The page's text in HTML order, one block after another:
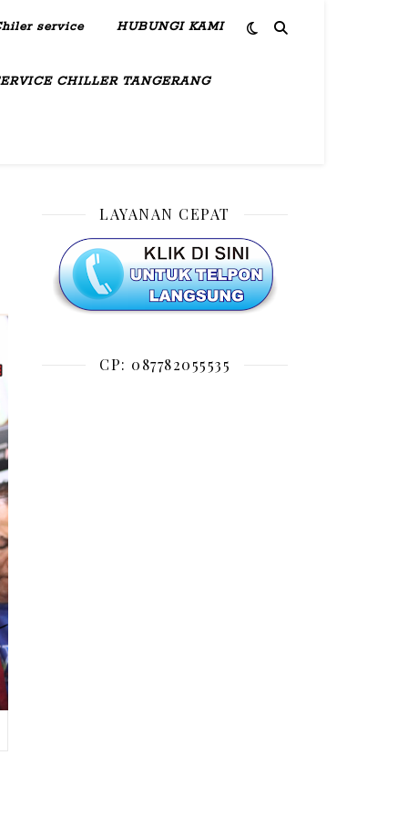
service HUBUNGI KAMI
CHILLER TANGERANG
LAYANAN CEPAT
CP: 087782055535